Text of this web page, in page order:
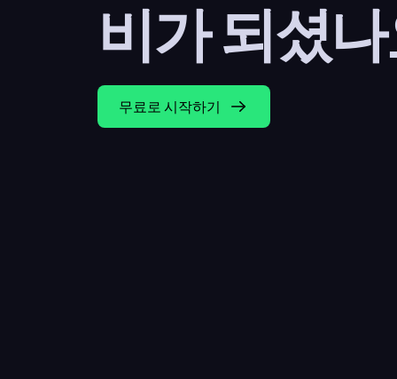
비가 되셨
무료로 시작하기